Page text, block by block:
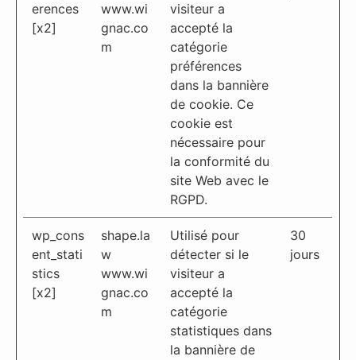
erences
[x2]
www.wi
gnac.co
m
visiteur a
accepté la
catégorie
préférences
dans la bannière
de cookie. Ce
cookie est
nécessaire pour
la conformité du
site Web avec le
RGPD.
wp_cons
ent_stati
stics
[x2]
shape.la
w
www.wi
gnac.co
m
Utilisé pour
détecter si le
visiteur a
accepté la
catégorie
statistiques dans
la bannière de
30
jours